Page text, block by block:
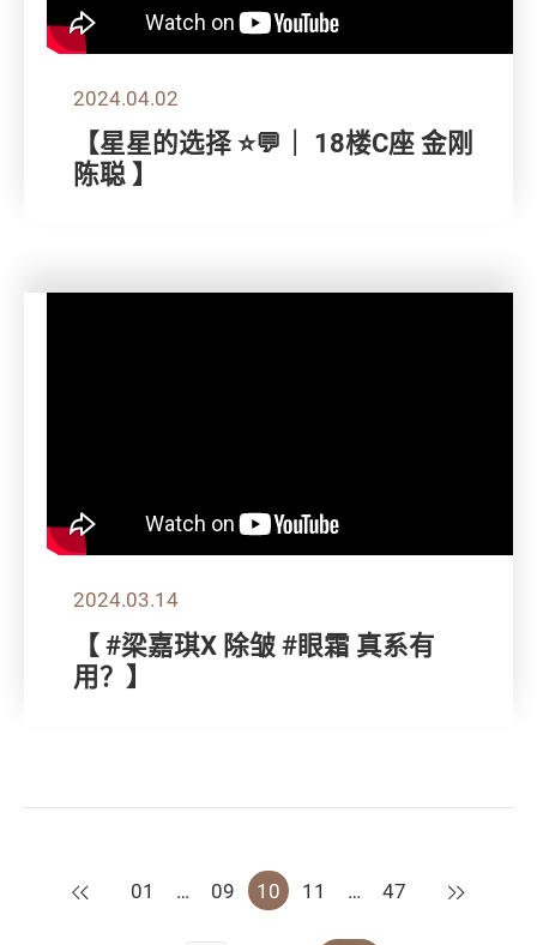
2024.04.02
【星星的选择 ⭐💬｜ 18楼C座 金刚
陈聪 】
2024.03.14
【 #梁嘉琪X 除皱 #眼霜 真系有
用？】
上一页
01 … 09 10 11 … 47 下一页